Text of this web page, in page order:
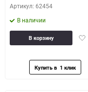
Артикул: 62454
В наличии
В корзину